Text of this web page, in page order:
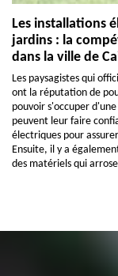
Les installations
jardins : la
dans la ville de
Les paysagistes qui
ont la réputation de
pouvoir s'occuper
peuvent leur faire
électriques pour
Ensuite, il y a
des matériels qui